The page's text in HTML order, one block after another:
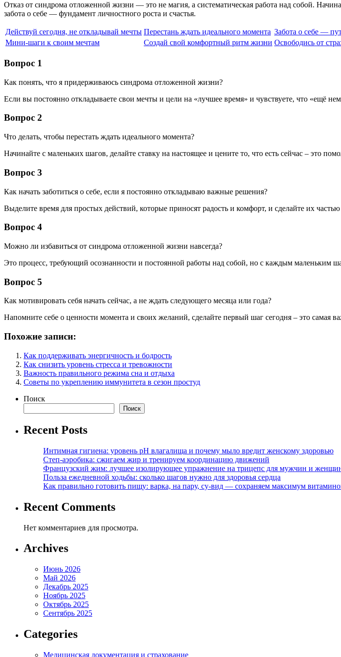
Отказ от синдрома отложенной жизни — это не магия, а систематическая работа над собой.
забота о себе — фундамент личностного роста и счастья.
Действуй сегодня, не откладывай мечты Перестань ждать идеального момента Забота о себе —
Мини-шаги к своим мечтам
Создай свой комфортный ритм жизни Освободись от
Вопрос 1
Как понять, что я придерживаюсь синдрома отложенной жизни?
Если вы постоянно откладываете свои мечты и цели на «лучшее время» и чувствуете, что «ещё
Вопрос 2
Что делать, чтобы перестать ждать идеального момента?
Начинайте с маленьких шагов, делайте ставку на настоящее и цените то, что есть сейчас – это
Вопрос 3
Как начать заботиться о себе, если я постоянно откладываю важные решения?
Выделите время для простых действий, которые приносят радость и комфорт, и сделайте их
Вопрос 4
Можно ли избавиться от синдрома отложенной жизни навсегда?
Это процесс, требующий осознанности и постоянной работы над собой, но с каждым маленьким
Вопрос 5
Как мотивировать себя начать сейчас, а не ждать следующего месяца или года?
Напомните себе о ценности момента и своих желаний, сделайте первый шаг сегодня – это самая
Похожие записи:
Как поддерживать энергичность и бодрость
Как снизить уровень стресса и тревожности
Важность правильного режима сна и отдыха
Советы по укреплению иммунитета в сезон простуд
Поиск
Поиск
Recent Posts
Интимная гигиена: уровень pH влагалища и почему мыло вредит женскому здоровью
Степ-аэробика: сжигаем жир и тренируем координацию движений
Французский жим: лучшее изолирующее упражнение на трицепс для мужчин и
Польза ежедневной ходьбы: сколько шагов нужно для здоровья сердца
Как правильно готовить пищу: варка, на пару, су-вид — сохраняем максимум
Recent Comments
Нет комментариев для просмотра.
Archives
Июнь 2026
Май 2026
Декабрь 2025
Ноябрь 2025
Октябрь 2025
Сентябрь 2025
Categories
Медицинская документация и страхование